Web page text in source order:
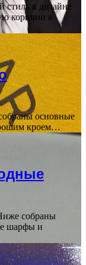
стиль в дизайне
корнями в
основные
кроем…
собраны
шарфы и